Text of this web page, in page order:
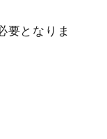
要となりま